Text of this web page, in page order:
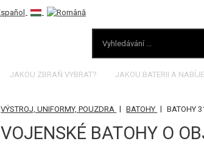
JAKOU ZBRAŇ VYBRAT? JAKOU BATERII A
VÝSTROJ, UNIFORMY, POUZDRA | BATOHY | BATOHY
VOJENSKÉ BATOHY O